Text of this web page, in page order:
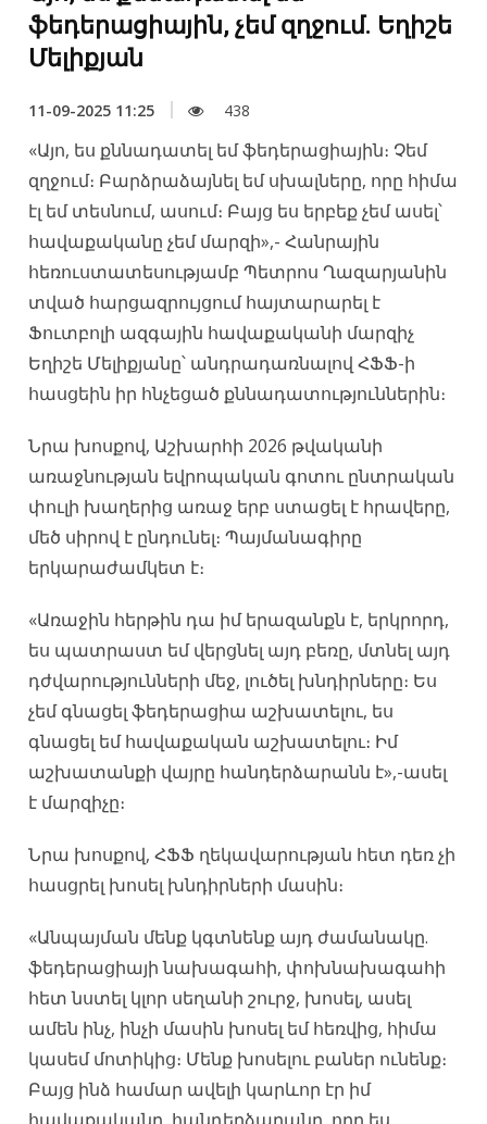
ֆեդերացիային, չեմ զղջում. Եղիշե
Մելիքյան
11-09-2025 11:25 438
«Այո, ես քննադատել եմ ֆեդերացիային։ Չեմ
զղջում։ Բարձրաձայնել եմ սխալները, որը հիմա
էլ եմ տեսնում, ասում։ Բայց ես երբեք չեմ ասել՝
հավաքականը չեմ մարզի»,- Հանրային
հեռուստատեսությամբ Պետրոս Ղազարյանին
տված հարցազրույցում հայտարարել է
Ֆուտբոլի ազգային հավաքականի մարզիչ
Եղիշե Մելիքյանը՝ անդրադառնալով ՀՖՖ-ի
հասցեին իր հնչեցած քննադատություններին։
Նրա խոսքով, Աշխարհի 2026 թվականի
առաջնության եվրոպական գոտու ընտրական
փուլի խաղերից առաջ երբ ստացել է հրավերը,
մեծ սիրով է ընդունել։ Պայմանագիրը
երկարաժամկետ է։
«Առաջին հերթին դա իմ երազանքն է, երկրորդ,
ես պատրաստ եմ վերցնել այդ բեռը, մտնել այդ
դժվարությունների մեջ, լուծել խնդիրները։ Ես
չեմ գնացել ֆեդերացիա աշխատելու, ես
գնացել եմ հավաքական աշխատելու։ Իմ
աշխատանքի վայրը հանդերձարանն է»,-ասել
է մարզիչը։
Նրա խոսքով, ՀՖՖ ղեկավարության հետ դեռ չի
հասցրել խոսել խնդիրների մասին։
«Անպայման մենք կգտնենք այդ ժամանակը.
ֆեդերացիայի նախագահի, փոխնախագահի
հետ նստել կլոր սեղանի շուրջ, խոսել, ասել
ամեն ինչ, ինչի մասին խոսել եմ հեռվից, հիմա
կասեմ մոտիկից։ Մենք խոսելու բաներ ունենք։
Բայց ինձ համար ավելի կարևոր էր իմ